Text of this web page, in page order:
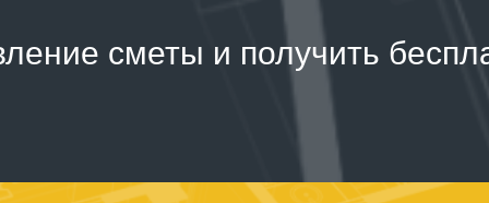
сметы и получить